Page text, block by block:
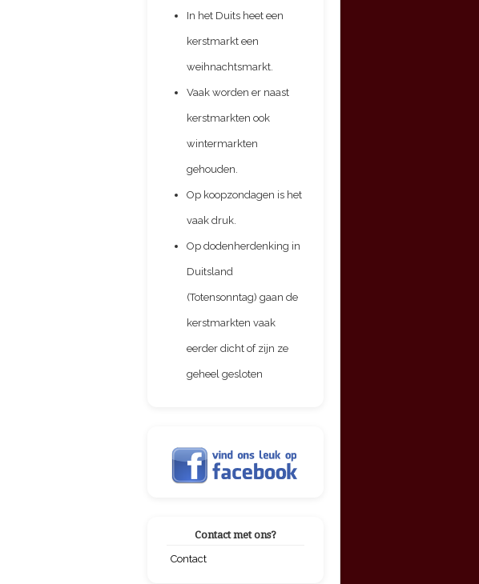
In het Duits heet een
kerstmarkt een
weihnachtsmarkt.
Vaak worden er naast
kerstmarkten ook
wintermarkten
gehouden.
Op koopzondagen is het
vaak druk.
Op dodenherdenking in
Duitsland
(Totensonntag) gaan de
kerstmarkten vaak
eerder dicht of zijn ze
geheel gesloten
Contact met ons?
Contact